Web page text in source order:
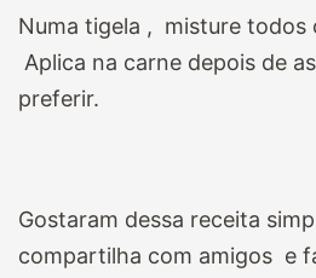
Numa tigela , misture todos
Aplica na carne depois de
preferir.
Gostaram dessa receita
compartilha com amigos e